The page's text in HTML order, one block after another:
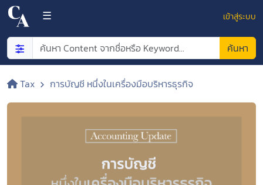
☰ เข้าสู่ระบบ
ค้นหา
Tax การบัญชี หนึ่งในเครื่องมือบริหารธุรกิจ
×